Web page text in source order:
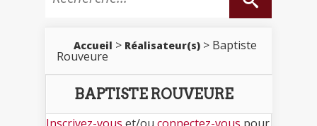
Accueil > Réalisateur(s) > Baptiste
Rouveure
BAPTISTE ROUVEURE